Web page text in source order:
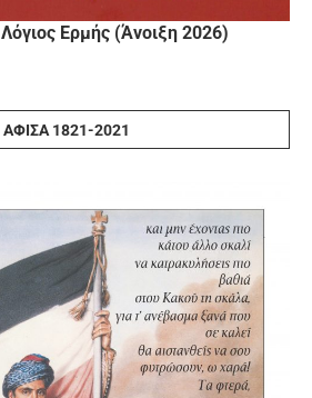
Ερμής (Άνοιξη 2026)
ΑΦΊΣΑ 1821-2021